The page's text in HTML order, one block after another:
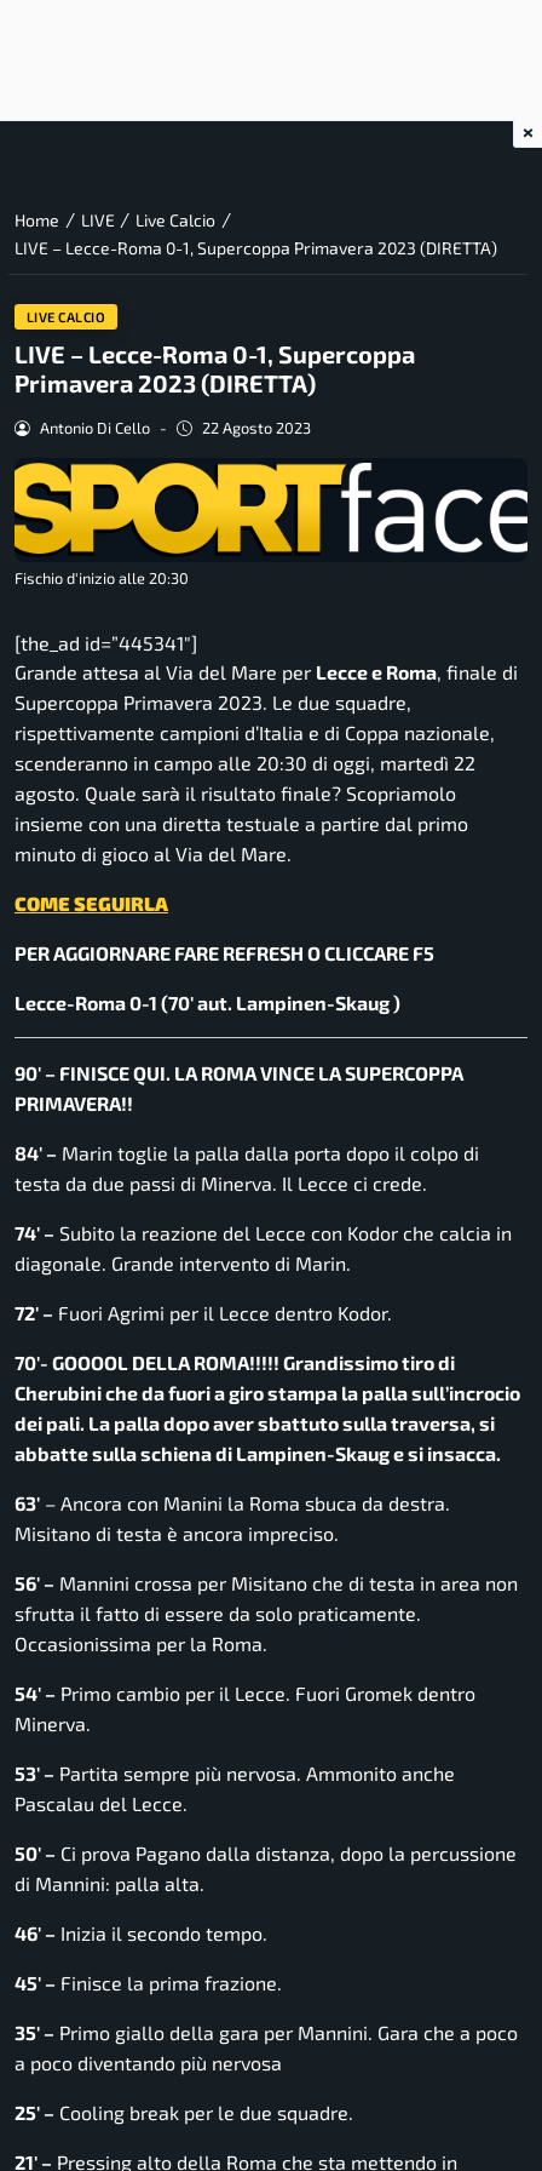
Home / LIVE / Live Calcio /
LIVE – Lecce-Roma 0-1, Supercoppa Primavera 2023 (DIRETTA)
LIVE CALCIO
LIVE – Lecce-Roma 0-1, Supercoppa
Primavera 2023 (DIRETTA)
Antonio Di Cello - 22 Agosto 2023
Fischio d'inizio alle 20:30
[the_ad id=”445341″]
Grande attesa al Via del Mare per Lecce e Roma , finale di
Supercoppa Primavera 2023. Le due squadre,
rispettivamente campioni d’Italia e di Coppa nazionale,
scenderanno in campo alle 20:30 di oggi, martedì 22
agosto. Quale sarà il risultato finale? Scopriamolo
insieme con una diretta testuale a partire dal primo
minuto di gioco al Via del Mare.
COME SEGUIRLA
PER AGGIORNARE FARE REFRESH O CLICCARE F5
Lecce-Roma 0-1 (70′ aut. Lampinen-Skaug )
90′ – FINISCE QUI. LA ROMA VINCE LA SUPERCOPPA
PRIMAVERA!!
84′ – Marin toglie la palla dalla porta dopo il colpo di
testa da due passi di Minerva. Il Lecce ci crede.
74′ – Subito la reazione del Lecce con Kodor che calcia in
diagonale. Grande intervento di Marin.
72′ – Fuori Agrimi per il Lecce dentro Kodor.
70′- GOOOOL DELLA ROMA!!!!! Grandissimo tiro di
Cherubini che da fuori a giro stampa la palla sull’incrocio
dei pali. La palla dopo aver sbattuto sulla traversa, si
abbatte sulla schiena di Lampinen-Skaug e si insacca.
63′ – Ancora con Manini la Roma sbuca da destra.
Misitano di testa è ancora impreciso.
56′ – Mannini crossa per Misitano che di testa in area non
sfrutta il fatto di essere da solo praticamente.
Occasionissima per la Roma.
54′ – Primo cambio per il Lecce. Fuori Gromek dentro
Minerva.
53′ – Partita sempre più nervosa. Ammonito anche
Pascalau del Lecce.
50′ – Ci prova Pagano dalla distanza, dopo la percussione
di Mannini: palla alta.
46′ – Inizia il secondo tempo.
45′ – Finisce la prima frazione.
35′ – Primo giallo della gara per Mannini. Gara che a poco
a poco diventando più nervosa
25′ – Cooling break per le due squadre.
21′ – Pressing alto della Roma che sta mettendo in
×